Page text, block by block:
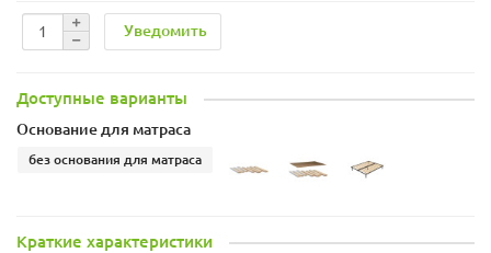
Уведомить
Доступные варианты
Основание для матраса
без основания для матраса
Краткие характеристики